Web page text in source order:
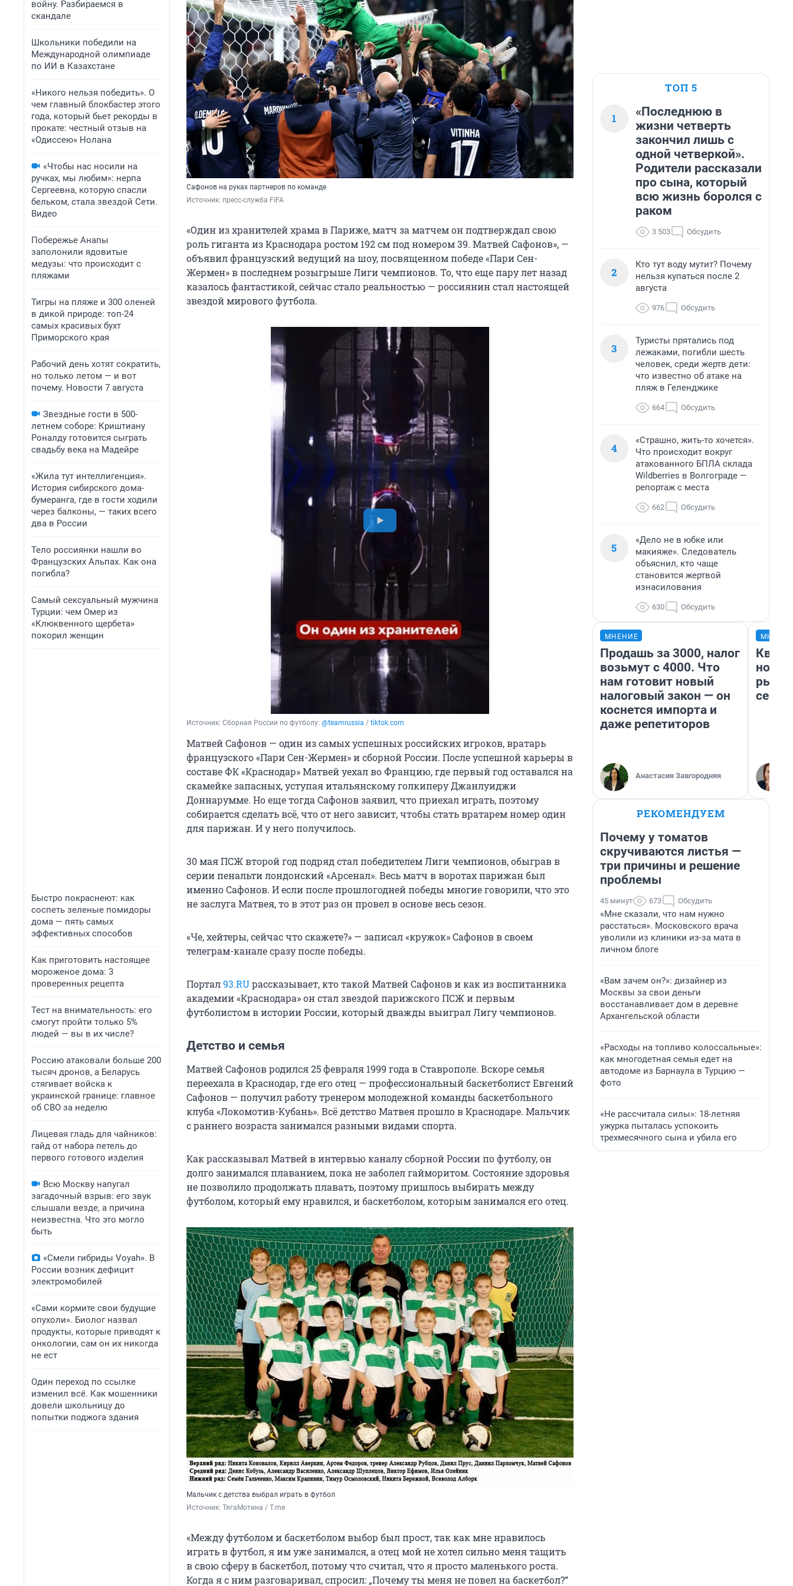
войну. Разбираемся в
скандале
Школьники победили на
Международной олимпиаде
по ИИ в Казахстане
«Никого нельзя победить». О
чем главный блокбастер этого
года, который бьет рекорды в
прокате: честный отзыв на
«Одиссею» Нолана
«Чтобы нас носили на
ручках, мы любим»: нерпа
Сергеевна, которую спасли
бельком, стала звездой Сети.
Видео
Побережье Анапы
заполонили ядовитые
медузы: что происходит с
пляжами
Тигры на пляже и 300 оленей
в дикой природе: топ-24
самых красивых бухт
Приморского края
Рабочий день хотят сократить,
но только летом — и вот
почему. Новости 7 августа
Звездные гости в 500-
летнем соборе: Криштиану
Роналду готовится сыграть
свадьбу века на Мадейре
«Жила тут интеллигенция».
История сибирского дома-
бумеранга, где в гости ходили
через балконы, — таких всего
два в России
Тело россиянки нашли во
Французских Альпах. Как она
погибла?
Самый сексуальный мужчина
Турции: чем Омер из
«Клюквенного щербета»
покорил женщин
Быстро покраснеют: как
соспеть зеленые помидоры
дома — пять самых
эффективных способов
Как приготовить настоящее
мороженое дома: 3
проверенных рецепта
Тест на внимательность: его
смогут пройти только 5%
людей — вы в их числе?
Россию атаковали больше 200
тысяч дронов, а Беларусь
стягивает войска к
украинской границе: главное
об СВО за неделю
Лицевая гладь для чайников:
гайд от набора петель до
первого готового изделия
Всю Москву напугал
загадочный взрыв: его звук
слышали везде, а причина
неизвестна. Что это могло
быть
«Смели гибриды Voyah». В
России возник дефицит
электромобилей
«Сами кормите свои будущие
опухоли». Биолог назвал
продукты, которые приводят к
онкологии, сам он их никогда
не ест
Один переход по ссылке
изменил всё. Как мошенники
довели школьницу до
попытки поджога здания
Сафонов на руках партнеров по команде
Источник: пресс-служба FIFA
«Один из хранителей храма в Париже, матч за матчем он подтверждал свою
роль гиганта из Краснодара ростом 192 см под номером 39. Матвей Сафонов», —
объявил французский ведущий на шоу, посвященном победе «Пари Сен-
Жермен» в последнем розыгрыше Лиги чемпионов. То, что еще пару лет назад
казалось фантастикой, сейчас стало реальностью — россиянин стал настоящей
звездой мирового футбола.
Источник: Сборная России по футболу: @teamrussia / tiktok.com
Матвей Сафонов — один из самых успешных российских игроков, вратарь
французского «Пари Сен-Жермен» и сборной России. После успешной карьеры в
составе ФК «Краснодар» Матвей уехал во Францию, где первый год оставался на
скамейке запасных, уступая итальянскому голкиперу Джанлуиджи
Доннарумме. Но еще тогда Сафонов заявил, что приехал играть, поэтому
собирается сделать всё, что от него зависит, чтобы стать вратарем номер один
для парижан. И у него получилось.
30 мая ПСЖ второй год подряд стал победителем Лиги чемпионов, обыграв в
серии пенальти лондонский «Арсенал». Весь матч в воротах парижан был
именно Сафонов. И если после прошлогодней победы многие говорили, что это
не заслуга Матвея, то в этот раз он провел в основе весь сезон.
«Че, хейтеры, сейчас что скажете?» — записал «кружок» Сафонов в своем
телеграм-канале сразу после победы.
Портал93.RUрассказывает, кто такой Матвей Сафонов и как из воспитанника
академии «Краснодара» он стал звездой парижского ПСЖ и первым
футболистом в истории России, который дважды выиграл Лигу чемпионов.
Детство и семья
Матвей Сафонов родился 25 февраля 1999 года в Ставрополе. Вскоре семья
переехала в Краснодар, где его отец — профессиональный баскетболист Евгений
Сафонов — получил работу тренером молодежной команды баскетбольного
клуба «Локомотив-Кубань». Всё детство Матвея прошло в Краснодаре. Мальчик
с раннего возраста занимался разными видами спорта.
Как рассказывал Матвей в интервью каналу сборной России по футболу, он
долго занимался плаванием, пока не заболел гайморитом. Состояние здоровья
не позволило продолжать плавать, поэтому пришлось выбирать между
футболом, который ему нравился, и баскетболом, которым занимался его отец.
Мальчик с детства выбрал играть в футбол
Источник: ТягаМотина / T.me
«Между футболом и баскетболом выбор был прост, так как мне нравилось
играть в футбол, я им уже занимался, а отец мой не хотел сильно меня тащить
в свою сферу в баскетбол, потому что считал, что я просто маленького роста.
Когда я с ним разговаривал, спросил: „Почему ты меня не повел на баскетбол?“
ТОП 5
1
«Последнюю в
жизни четверть
закончил лишь с
одной четверкой».
Родители рассказали
про сына, который
всю жизнь боролся с
раком
3 503 Обсудить
2
Кто тут воду мутит? Почему
нельзя купаться после 2
августа
976 Обсудить
3
Туристы прятались под
лежаками, погибли шесть
человек, среди жертв дети:
что известно об атаке на
пляж в Геленджике
664 Обсудить
4
«Страшно, жить-то хочется».
Что происходит вокруг
атакованного БПЛА склада
Wildberries в Волгограде —
репортаж с места
662 Обсудить
5
«Дело не в юбке или
макияже». Следователь
объяснил, кто чаще
становится жертвой
изнасилования
630 Обсудить
МНЕНИЕ
Продашь за 3000, налог
возьмут с 4000. Что
нам готовит новый
налоговый закон — он
коснется импорта и
даже репетиторов
Анастасия Завгородняя
но
РЕКОМЕНДУЕМ
Почему у томатов
скручиваются листья —
три причины и решение
проблемы
45 минут 673 Обсудить
«Мне сказали, что нам нужно
расстаться». Московского врача
уволили из клиники из-за мата в
личном блоге
«Вам зачем он?»: дизайнер из
Москвы за свои деньги
восстанавливает дом в деревне
Архангельской области
«Расходы на топливо колоссальные»:
как многодетная семья едет на
автодоме из Барнаула в Турцию —
фото
«Не рассчитала силы»: 18-летняя
ужурка пыталась успокоить
трехмесячного сына и убила его